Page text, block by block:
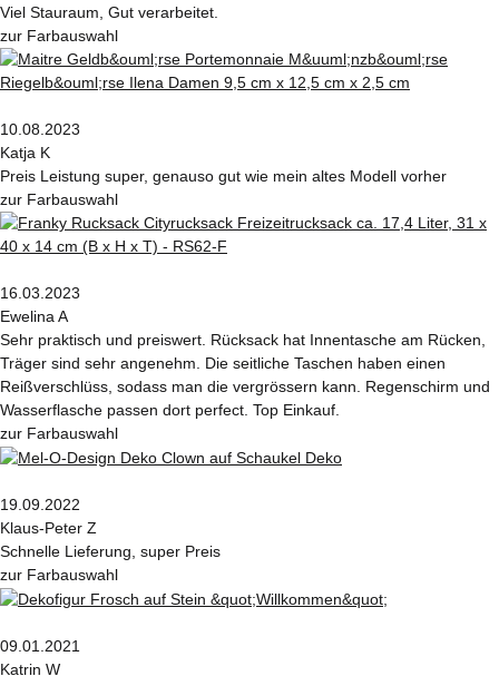
Viel Stauraum, Gut verarbeitet.
zur Farbauswahl
10.08.2023
Katja K
Preis Leistung super, genauso gut wie mein altes Modell vorher
zur Farbauswahl
16.03.2023
Ewelina A
Sehr praktisch und preiswert. Rücksack hat Innentasche am Rücken,
Träger sind sehr angenehm. Die seitliche Taschen haben einen
Reißverschlüss, sodass man die vergrössern kann. Regenschirm und
Wasserflasche passen dort perfect. Top Einkauf.
zur Farbauswahl
19.09.2022
Klaus-Peter Z
Schnelle Lieferung, super Preis
zur Farbauswahl
09.01.2021
Katrin W